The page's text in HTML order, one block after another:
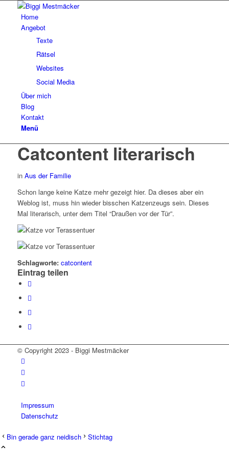
Home
Angebot
Texte
Rätsel
Websites
Social Media
Über mich
Blog
Kontakt
Menü
Catcontent literarisch
in Aus der Familie
Schon lange keine Katze mehr gezeigt hier. Da dieses aber ein
Weblog ist, muss hin wieder bisschen Katzenzeugs sein. Dieses
Mal literarisch, unter dem Titel “Draußen vor der Tür”.
Schlagworte: catcontent
Eintrag teilen
© Copyright 2023 - Biggi Mestmäcker
Impressum
Datenschutz
Bin gerade ganz neidisch Stichtag